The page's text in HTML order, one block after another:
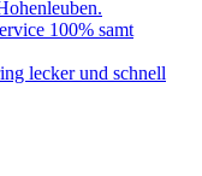
100% samt
lecker und schnell